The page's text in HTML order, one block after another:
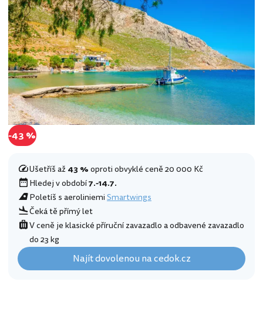
-43 %
Ušetříš až43 %oproti obvyklé ceně 20 000 Kč
Hledej v období7.-14.7.
Poletíš s aeroliniemiSmartwings
Čeká tě přímý let
V ceně je klasické příruční zavazadlo a odbavené zavazadlo
do 23 kg
Najít dovolenou na cedok.cz